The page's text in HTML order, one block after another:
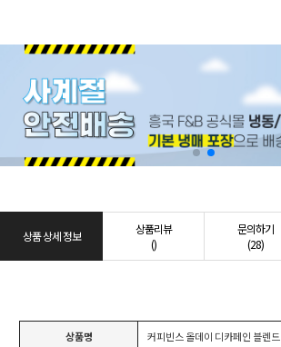
상품 상세 정보
상품리뷰
()
문의하기
(28)
상품명 커피빈스 올데이 디카페인 블렌드